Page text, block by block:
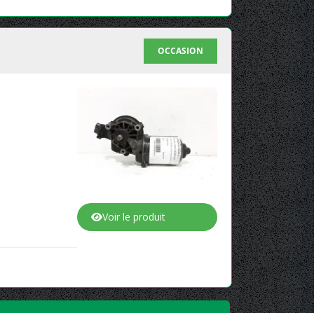
OCCASION
Voir le produit